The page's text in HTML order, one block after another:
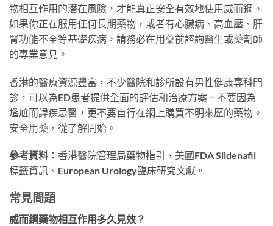
物相互作用的潛在風險，才能真正安全有效地使用威而鋼。
如果你正在服用任何長期藥物，或者有心臟病、高血壓、肝
腎功能不全等基礎疾病，請務必在用藥前諮詢醫生或藥劑師
的專業意見。
香港的醫療資源豐富，不少醫院和診所設有男性健康專科門
診，可以為ED患者提供全面的評估和治療方案。不要因為
尷尬而諱疾忌醫，更不要自行在網上購買不明來歷的藥物。
安全用藥，從了解開始。
參考資料： 香港醫院管理局藥物指引、美國FDA Sildenafil
標籤資訊、European Urology臨床研究文獻。
常見問題
威而鋼藥物相互作用多久見效？